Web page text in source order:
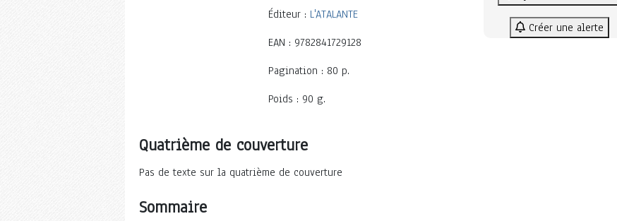
Éditeur : L'ATALANTE
EAN : 9782841729128
Pagination : 80 p.
Poids : 90 g.
Créer une alerte
Quatrième de couverture
Pas de texte sur la quatrième de couverture
Sommaire